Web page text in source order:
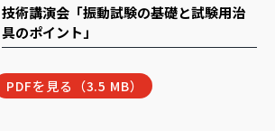
技術講演会「振動試験の基礎と試験用治
具のポイント」
PDFを見る（3.5 MB）